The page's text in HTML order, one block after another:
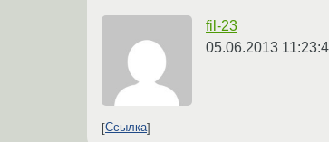
fil-23
05.06.2013
Ссылка